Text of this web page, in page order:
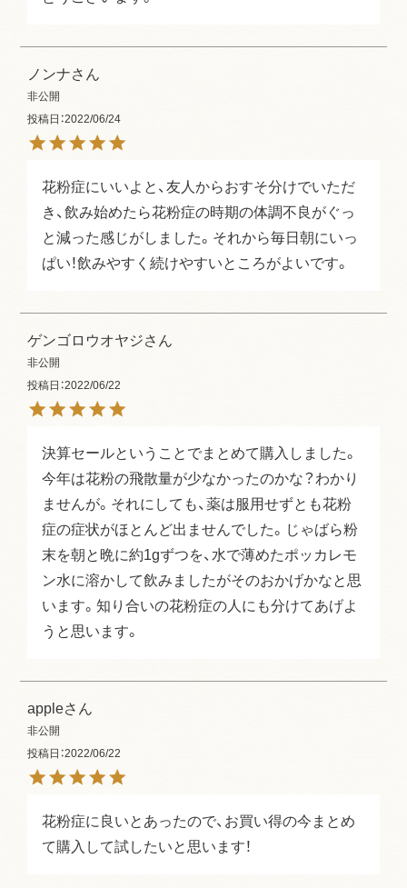
ノンナ
非公開
投稿日 2022/06/24
花粉症にいいよと、友人からおすそ分けでいただ
き、飲み始めたら花粉症の時期の体調不良がぐっ
と減った感じがしました。それから毎日朝にいっ
ぱい！飲みやすく続けやすいところがよいです。
ゲンゴロウオヤジ
非公開
投稿日 2022/06/22
決算セールということでまとめて購入しました。
今年は花粉の飛散量が少なかったのかな？わかり
ませんが。それにしても、薬は服用せずとも花粉
症の症状がほとんど出ませんでした。じゃばら粉
末を朝と晩に約1gずつを、水で薄めたポッカレモ
ン水に溶かして飲みましたがそのおかげかなと思
います。知り合いの花粉症の人にも分けてあげよ
うと思います。
apple
非公開
投稿日 2022/06/22
花粉症に良いとあったので、お買い得の今まとめ
て購入して試したいと思います！